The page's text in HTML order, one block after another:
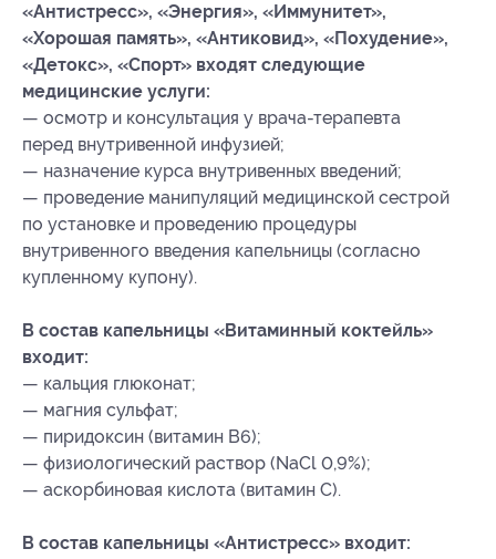
«Антистресс», «Энергия», «Иммунитет»,
«Хорошая память», «Антиковид», «Похудение»,
«Детокс», «Спорт» входят следующие
медицинские услуги:
— осмотр и консультация у врача-терапевта
перед внутривенной инфузией;
— назначение курса внутривенных введений;
— проведение манипуляций медицинской сестрой
по установке и проведению процедуры
внутривенного введения капельницы (согласно
купленному купону).
В состав капельницы «Витаминный коктейль»
входит:
— кальция глюконат;
— магния сульфат;
— пиридоксин (витамин B6);
— физиологический раствор (NaCl 0,9%);
— аскорбиновая кислота (витамин С).
В состав капельницы «Антистресс» входит: